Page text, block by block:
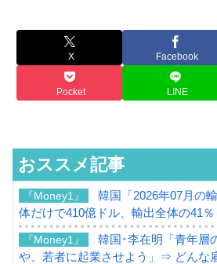
X Facebook
Pocket LINE
おススメ記事
『Money1』
韓国「2026年07月の
体だけで410億ドル、輸出全体の41％
『Money1』
韓国･李在明「青年層
や、若者に起業させよう」⇒ どんな